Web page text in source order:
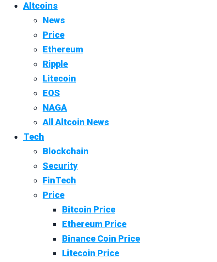
Altcoins
News
Price
Ethereum
Ripple
Litecoin
EOS
NAGA
All Altcoin News
Tech
Blockchain
Security
FinTech
Price
Bitcoin Price
Ethereum Price
Binance Coin Price
Litecoin Price